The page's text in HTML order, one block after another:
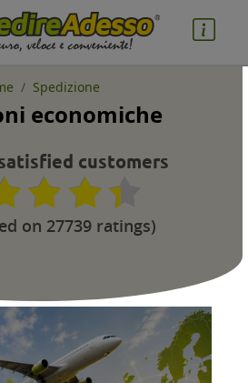
Spedizione
economiche
customers
on 27739 ratings)